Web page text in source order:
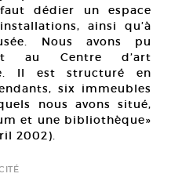
dédier un espace
ainsi qu’à
Nous avons pu
au Centre d’art
Il est structuré en
six immeubles
nous avons situé,
et une bibliothèque»
2002).